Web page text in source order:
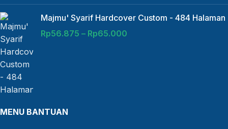
Majmu' Syarif Hardcover Custom - 484 Halaman
Rp56.875 – Rp65.000
MENU BANTUAN